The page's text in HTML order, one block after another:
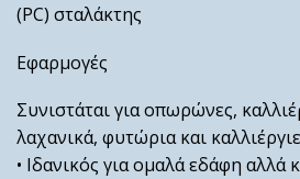
(PC) σταλάκτης
Εφαρμογές
Συνιστάται για οπωρώνες,
λαχανικά, φυτώρια και
• Ιδανικός για ομαλά εδάφη αλλά